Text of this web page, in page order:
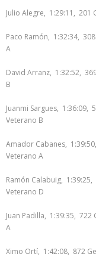
Julio Alegre, 1:29:11, 201
Paco Ramón, 1:32:34,
A
David Arranz, 1:32:52,
B
Juanmi Sargues, 1:36:09,
Veterano B
Amador Cabanes,
Veterano A
Ramón Calabuig, 1:39:25,
Veterano D
Juan Padilla, 1:39:35,
A
Ximo Ortí, 1:42:08, 872